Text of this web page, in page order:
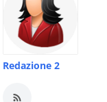
Redazione 2